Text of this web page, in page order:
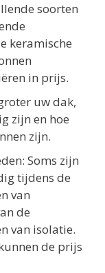
soorten
keramische
in prijs.
uw dak,
zijn en hoe
zijn.
Soms zijn
tijdens de
van
de
van isolatie.
de prijs